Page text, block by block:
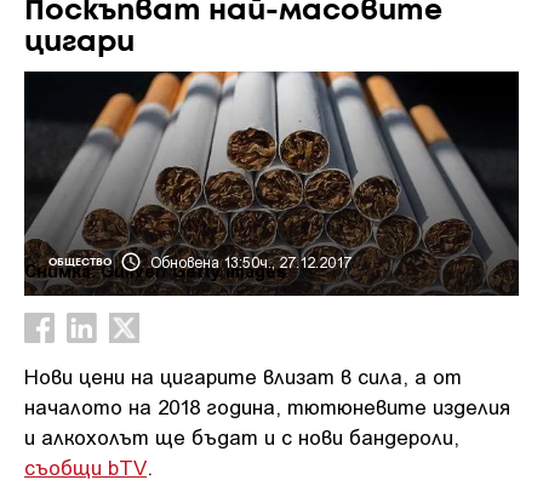
Поскъпват най-масовите
цигари
ОБЩЕСТВО Обновена 13:50ч., 27.12.2017
Снимка: Guliver/ Getty Images
Нови цени на цигарите влизат в сила, а от
началото на 2018 година, тютюневите изделия
и алкохолът ще бъдат и с нови бандероли,
съобщи bTV.